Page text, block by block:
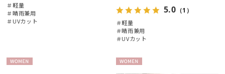
＃軽量
＃晴雨兼用
＃UVカット
5.0 （1）
＃軽量
＃晴雨兼用
＃UVカット